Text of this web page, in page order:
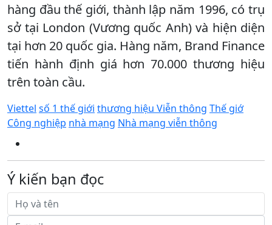
hàng đầu thế giới, thành lập năm 1996, có trụ
sở tại London (Vương quốc Anh) và hiện diện
tại hơn 20 quốc gia. Hàng năm, Brand Finance
tiến hành định giá hơn 70.000 thương hiệu
trên toàn cầu.
Viettel số 1 thế giới thương hiệu Viễn thông Thế giớ
Công nghiệp nhà mạng Nhà mạng viễn thông
Ý kiến bạn đọc